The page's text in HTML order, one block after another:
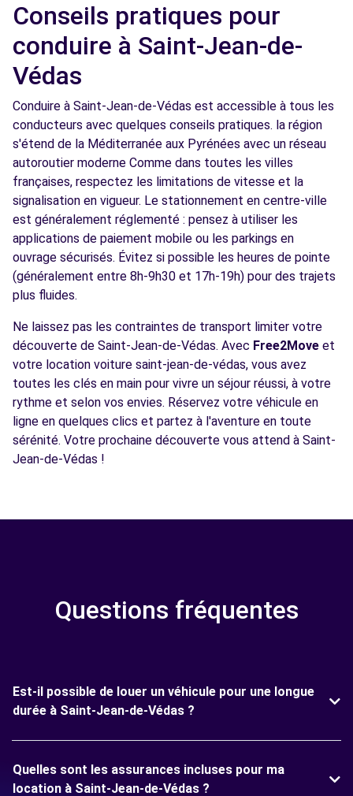
Conseils pratiques pour
conduire à Saint-Jean-de-
Védas
Conduire à Saint-Jean-de-Védas est accessible à tous les
conducteurs avec quelques conseils pratiques. la région
s'étend de la Méditerranée aux Pyrénées avec un réseau
autoroutier moderne Comme dans toutes les villes
françaises, respectez les limitations de vitesse et la
signalisation en vigueur. Le stationnement en centre-ville
est généralement réglementé : pensez à utiliser les
applications de paiement mobile ou les parkings en
ouvrage sécurisés. Évitez si possible les heures de pointe
(généralement entre 8h-9h30 et 17h-19h) pour des trajets
plus fluides.
Ne laissez pas les contraintes de transport limiter votre
découverte de Saint-Jean-de-Védas. Avec Free2Move et
votre location voiture saint-jean-de-védas, vous avez
toutes les clés en main pour vivre un séjour réussi, à votre
rythme et selon vos envies. Réservez votre véhicule en
ligne en quelques clics et partez à l'aventure en toute
sérénité. Votre prochaine découverte vous attend à Saint-
Jean-de-Védas !
Questions fréquentes
Est-il possible de louer un véhicule pour une longue
durée à Saint-Jean-de-Védas ?
Quelles sont les assurances incluses pour ma
location à Saint-Jean-de-Védas ?